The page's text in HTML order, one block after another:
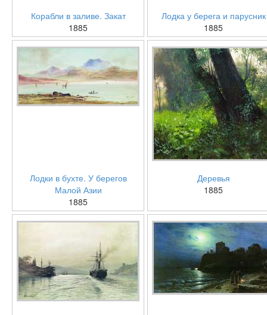
Корабли в заливе. Закат
1885
Лодка у берега и парусник
1885
Лодки в бухте. У берегов
Малой Азии
1885
Деревья
1885